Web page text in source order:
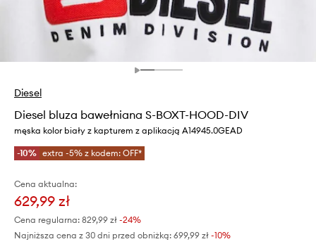
Diesel
Diesel bluza bawełniana S-BOXT-HOOD-DIV
męska kolor biały z kapturem z aplikacją A14945.0GEAD
-10% extra -5% z kodem: OFF*
Cena aktualna:
629,99 zł
Cena regularna: 829,99 zł -24%
Najniższa cena z 30 dni przed obniżką: 699,99 zł -10%